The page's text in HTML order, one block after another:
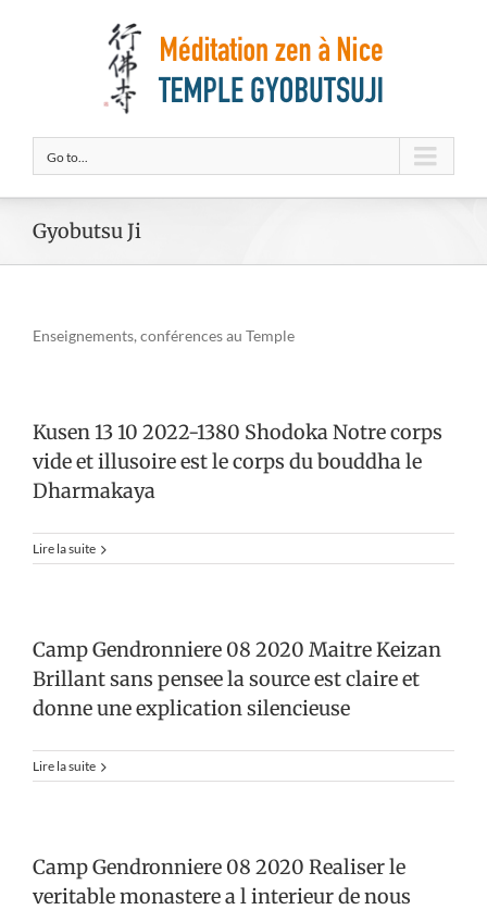
Go to...
Gyobutsu Ji
Enseignements, conférences au Temple
Kusen 13 10 2022-1380 Shodoka Notre corps
vide et illusoire est le corps du bouddha le
Dharmakaya
Lire la suite
Camp Gendronniere 08 2020 Maitre Keizan
Brillant sans pensee la source est claire et
donne une explication silencieuse
Lire la suite
Camp Gendronniere 08 2020 Realiser le
veritable monastere a l interieur de nous